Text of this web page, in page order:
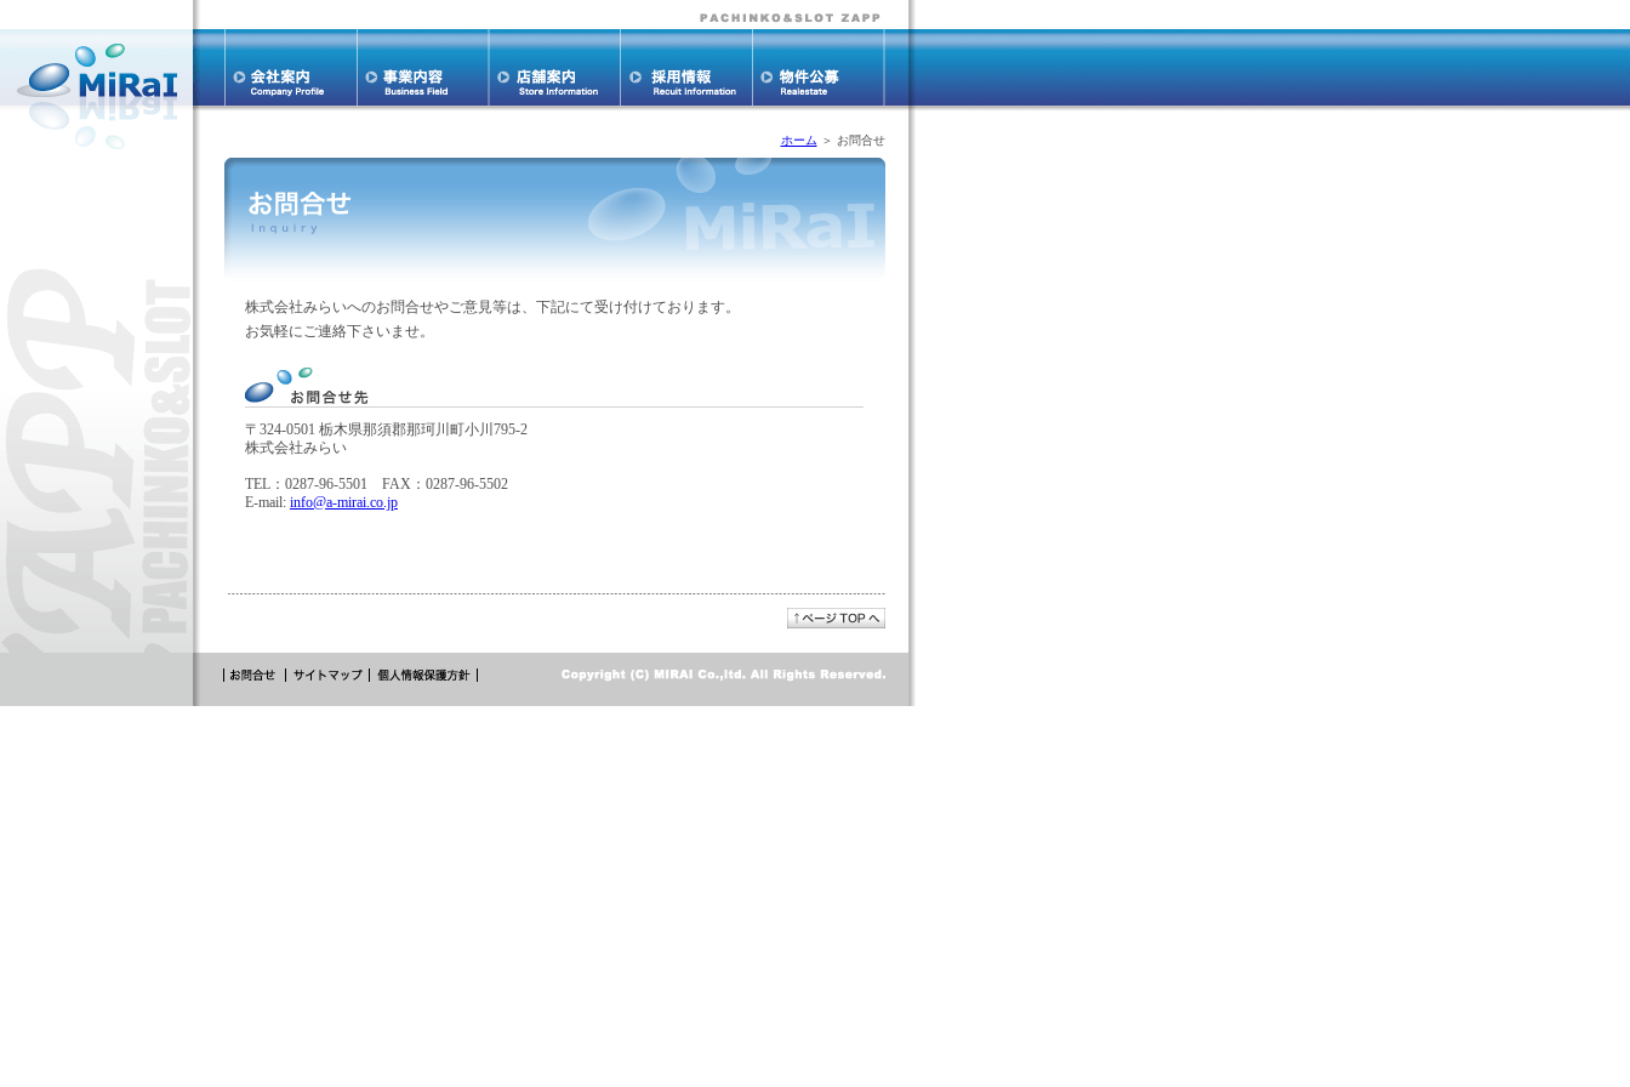
ホーム ＞ お問合せ
株式会社みらいへのお問合せやご意見等は、下記にて受け付けております。
お気軽にご連絡下さいませ。
〒324-0501 栃木県那須郡那珂川町小川795-2
株式会社みらい
TEL：0287-96-5501 FAX：0287-96-5502
E-mail: info@a-mirai.co.jp